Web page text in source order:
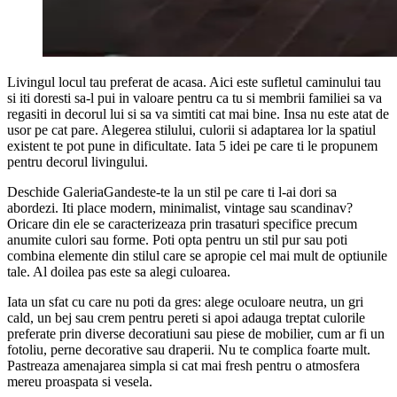
Livingul locul tau preferat de acasa. Aici este sufletul caminului tau
si iti doresti sa-l pui in valoare pentru ca tu si membrii familiei sa va
regasiti in decorul lui si sa va simtiti cat mai bine. Insa nu este atat de
usor pe cat pare. Alegerea stilului, culorii si adaptarea lor la spatiul
existent te pot pune in dificultate. Iata 5 idei pe care ti le propunem
pentru decorul livingului.
Deschide GaleriaGandeste-te la un stil pe care ti l-ai dori sa
abordezi. Iti place modern, minimalist, vintage sau scandinav?
Oricare din ele se caracterizeaza prin trasaturi specifice precum
anumite culori sau forme. Poti opta pentru un stil pur sau poti
combina elemente din stilul care se apropie cel mai mult de optiunile
tale. Al doilea pas este sa alegi culoarea.
Iata un sfat cu care nu poti da gres: alege oculoare neutra, un gri
cald, un bej sau crem pentru pereti si apoi adauga treptat culorile
preferate prin diverse decoratiuni sau piese de mobilier, cum ar fi un
fotoliu, perne decorative sau draperii. Nu te complica foarte mult.
Pastreaza amenajarea simpla si cat mai fresh pentru o atmosfera
mereu proaspata si vesela.